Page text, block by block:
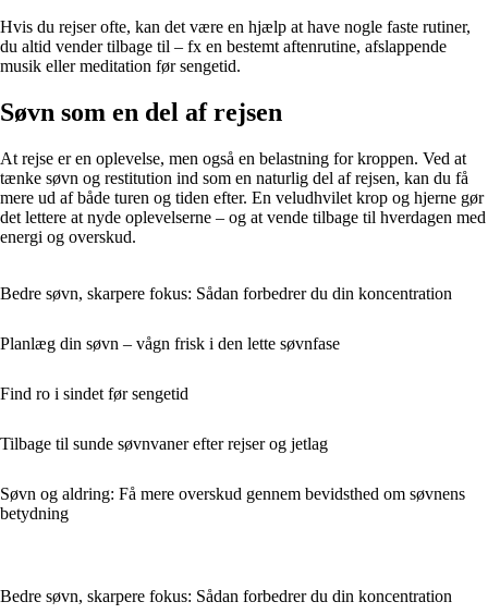
Hvis du rejser ofte, kan det være en hjælp at have nogle faste rutiner,
du altid vender tilbage til – fx en bestemt aftenrutine, afslappende
musik eller meditation før sengetid.
Søvn som en del af rejsen
At rejse er en oplevelse, men også en belastning for kroppen. Ved at
tænke søvn og restitution ind som en naturlig del af rejsen, kan du få
mere ud af både turen og tiden efter. En veludhvilet krop og hjerne gør
det lettere at nyde oplevelserne – og at vende tilbage til hverdagen med
energi og overskud.
Bedre søvn, skarpere fokus: Sådan forbedrer du din koncentration
Planlæg din søvn – vågn frisk i den lette søvnfase
Find ro i sindet før sengetid
Tilbage til sunde søvnvaner efter rejser og jetlag
Søvn og aldring: Få mere overskud gennem bevidsthed om søvnens
betydning
Bedre søvn, skarpere fokus: Sådan forbedrer du din koncentration